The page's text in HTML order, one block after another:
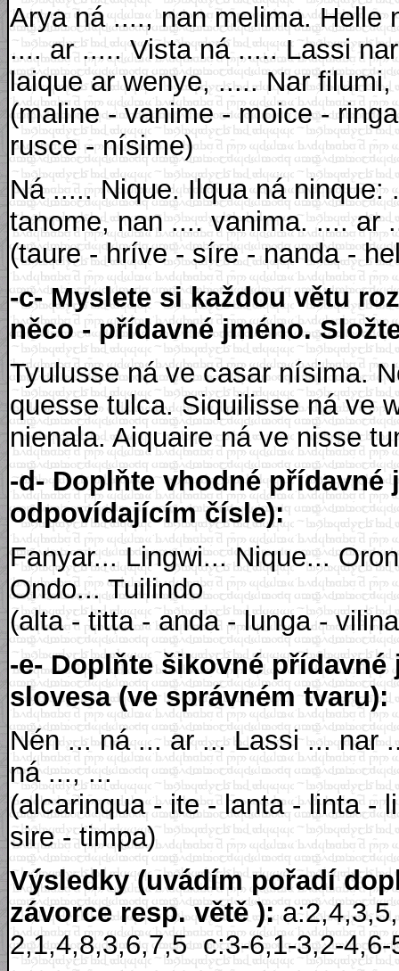
Arya ná ...., nan melima. Helle
.... ar ..... Vista ná ..... Lassi
laique ar wenye, ..... Nar
(maline - vanime - moice -
rusce - nísime)
Ná ..... Nique. Ilqua ná
tanome, nan .... vanima. .... ar
(taure - hríve - síre - nanda -
-c- Myslete si každou větu
něco - přídavné jméno.
Tyulusse ná ve casar nísima.
quesse tulca. Siquilisse ná ve
nienala. Aiquaire ná ve nisse
-d- Doplňte vhodné
odpovídajícím čísle):
Fanyar... Lingwi... Nique...
Ondo... Tuilindo
(alta - titta - anda - lunga -
-e- Doplňte šikovné
slovesa (ve správném tvaru):
Nén ... ná ... ar ... Lassi ... nar
ná ..., ...
(alcarinqua - ite - lanta - linta -
sire - timpa)
Výsledky (uvádím pořadí
závorce resp. větě ):
2,1,4,8,3,6,7,5c:3-6,1-3,2-4,6-